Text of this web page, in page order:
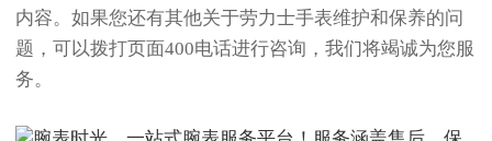
内容。如果您还有其他关于劳力士手表维护和保养的问
题，可以拨打页面400电话进行咨询，我们将竭诚为您服
务。